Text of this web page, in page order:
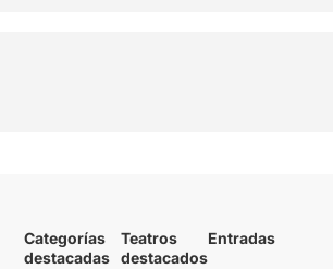
Categorías
destacadas
Teatros
destacados
Entradas